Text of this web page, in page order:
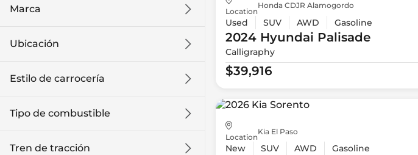
Marca
Ubicación
Estilo de carrocería
Tipo de combustible
Tren de tracción
Location
Honda CDJR Alamogordo
Used SUV AWD Gasoline
2024 Hyundai Palisade
Calligraphy
$39,916
Location
Kia El Paso
New SUV AWD Gasoline